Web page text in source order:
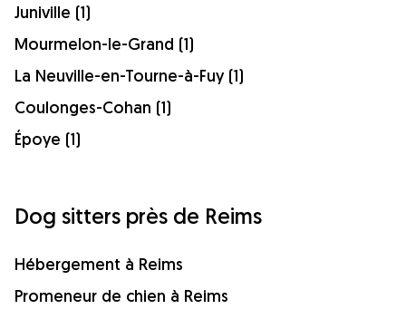
Juniville (1)
Mourmelon-le-Grand (1)
La Neuville-en-Tourne-à-Fuy (1)
Coulonges-Cohan (1)
Époye (1)
Dog sitters près de Reims
Hébergement à Reims
Promeneur de chien à Reims